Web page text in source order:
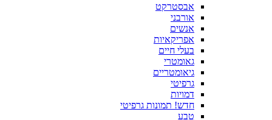
אבסטרקט
אורבני
אנשים
אפריקאיות
בעלי חיים
גאומטרי
גיאומטריים
גרפיטי
דמויות
חדש! תמונות גרפיטי
טבע